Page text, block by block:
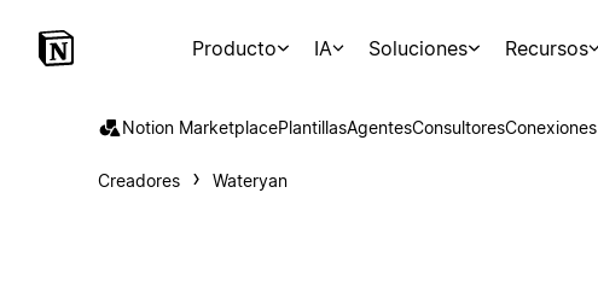
Producto IA Soluciones Recursos
Notion MarketplacePlantillasAgentesConsultoresConexiones
Creadores Wateryan